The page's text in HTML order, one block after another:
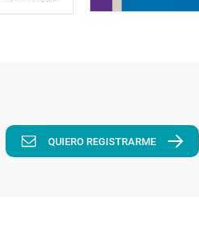
QUIERO REGISTRARME